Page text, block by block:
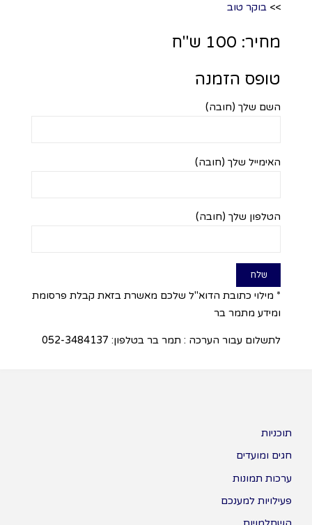
>> בוקר טוב
מחיר: 100 ש"ח
טופס הזמנה
השם שלך (חובה)
האימייל שלך (חובה)
הטלפון שלך (חובה)
* מילוי כתובת הדוא"ל שלכם מאשרת בזאת קבלת פרסומת
ומידע מתמר בר
לתשלום עבור הערכה : תמר בר בטלפון: 052-3484137
תוכניות
חגים ומועדים
ערכות תמונות
פעילויות למענכם